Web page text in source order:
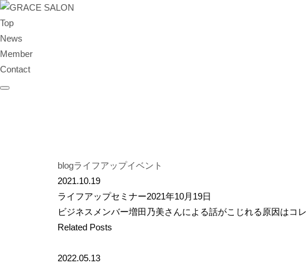
Top
News
Member
Contact
blogライフアップイベント
2021.10.19
ライフアップセミナー2021年10月19日
ビジネスメンバー増田乃美さんによる話がこじれる原因はコ
Related Posts
2022.05.13